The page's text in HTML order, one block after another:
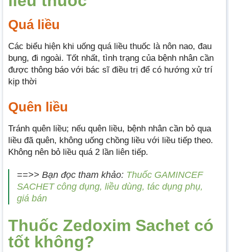
Quá liều
Các biểu hiện khi uống quá liều thuốc là nôn nao, đau
bụng, đi ngoài. Tốt nhất, tình trạng của bệnh nhân cần
được thông báo với bác sĩ điều trị để có hướng xử trí
kịp thời
Quên liều
Tránh quên liều; nếu quên liều, bệnh nhân cần bỏ qua
liều đã quên, không uống chồng liều với liều tiếp theo.
Không nên bỏ liều quá 2 lần liên tiếp.
==>> Bạn đọc tham khảo: Thuốc GAMINCEF
SACHET công dụng, liều dùng, tác dụng phụ,
giá bán
Thuốc Zedoxim Sachet có
tốt không?